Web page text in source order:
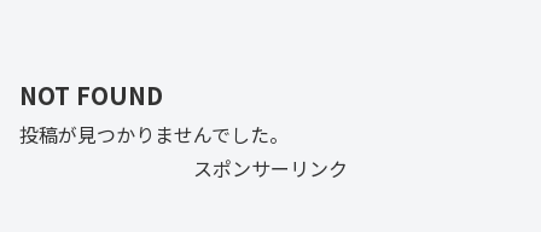
NOT FOUND
投稿が見つかりませんでした。
スポンサーリンク